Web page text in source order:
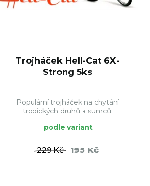
Trojháček Hell-Cat 6X-
Strong 5ks
Populární trojháček na chytání
tropických druhů a sumců.
podle variant
229 Kč 195 Kč